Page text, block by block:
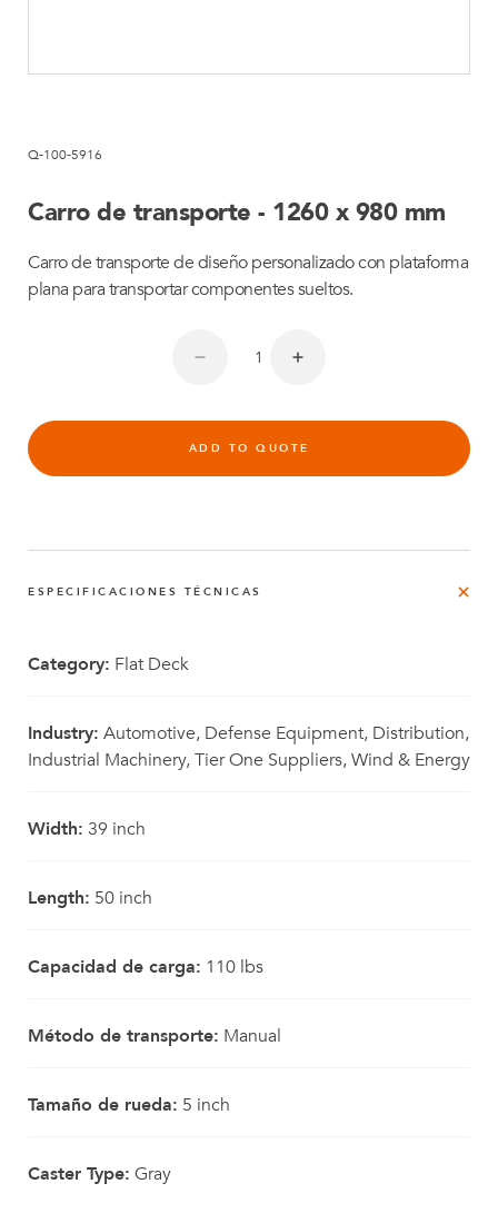
Q-100-5916
Carro de transporte - 1260 x 980 mm
Carro de transporte de diseño personalizado con plataforma
plana para transportar componentes sueltos.
ADD TO QUOTE
ESPECIFICACIONES TÉCNICAS
Category: Flat Deck
Industry: Automotive, Defense Equipment, Distribution,
Industrial Machinery, Tier One Suppliers, Wind & Energy
Width: 39 inch
Length: 50 inch
Capacidad de carga: 110 lbs
Método de transporte: Manual
Tamaño de rueda: 5 inch
Caster Type: Gray